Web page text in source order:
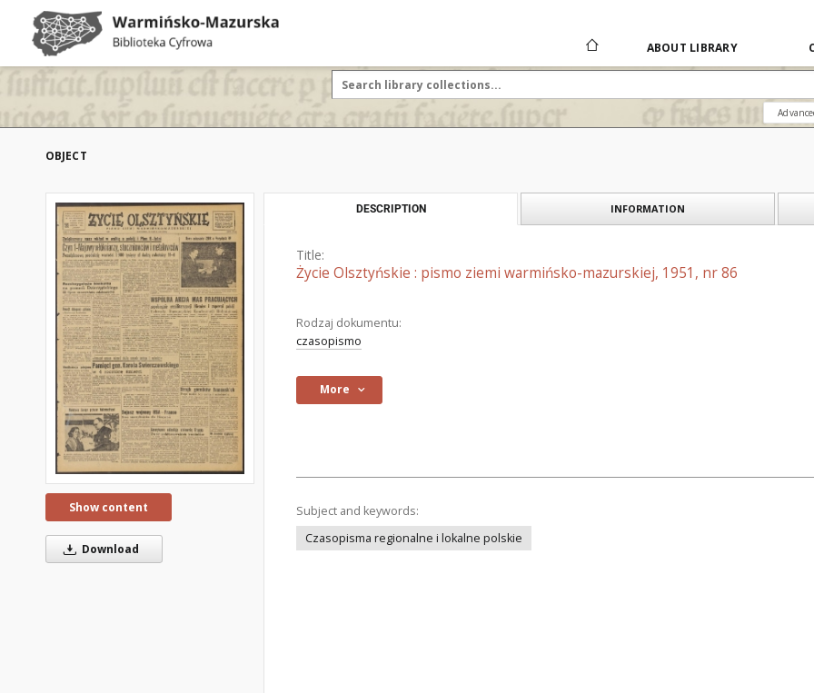
ABOUT LIBRARY
OBJECT
Show content
Download
DESCRIPTION INFORMATION
Title:
Życie Olsztyńskie : pismo ziemi warmińsko-mazurskiej, 1951, nr 86
Rodzaj dokumentu:
czasopismo
More
Subject and keywords:
Czasopisma regionalne i lokalne polskie